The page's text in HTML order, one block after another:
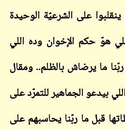
على الشرعيّة الوحيدة
هوّ حكم الإخوان وده اللي
ما يرضاش بالظلم.. ومقال
بيدعو الجماهير للتمرّد على
قبل ما ربّنا يحاسبهم على